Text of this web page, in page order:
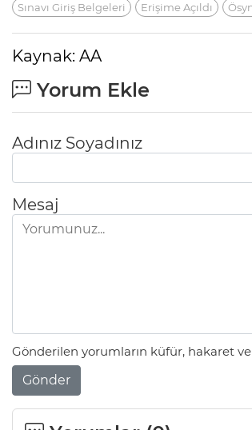
Sınavı Giriş Belgeleri Erişime Açıldı
Kaynak: AA
Yorum Ekle
Adınız Soyadınız
Mesaj
Gönderilen yorumların küfür, hakaret
Gönder